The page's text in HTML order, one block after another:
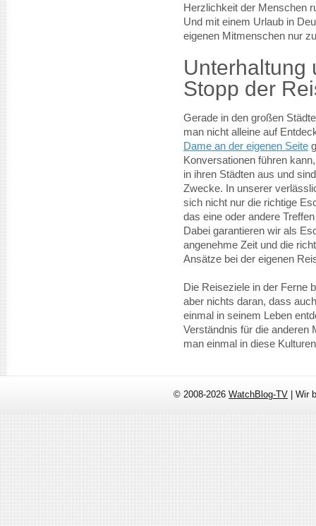
Herzlichkeit der Menschen
Und mit einem Urlaub in
eigenen Mitmenschen nur
Unterhaltung
Stopp der
Gerade in den großen
man nicht alleine auf
Dame an der eigenen Seite
Konversationen führen
in ihren Städten aus und
Zwecke. In unserer
sich nicht nur die richtige
das eine oder andere
Dabei garantieren wir als
angenehme Zeit und die
Ansätze bei der eigenen
Die Reiseziele in der Ferne
aber nichts daran, dass
einmal in seinem Leben
Verständnis für die anderen
man einmal in diese
© 2008-2026 WatchBlog-TV | Wir